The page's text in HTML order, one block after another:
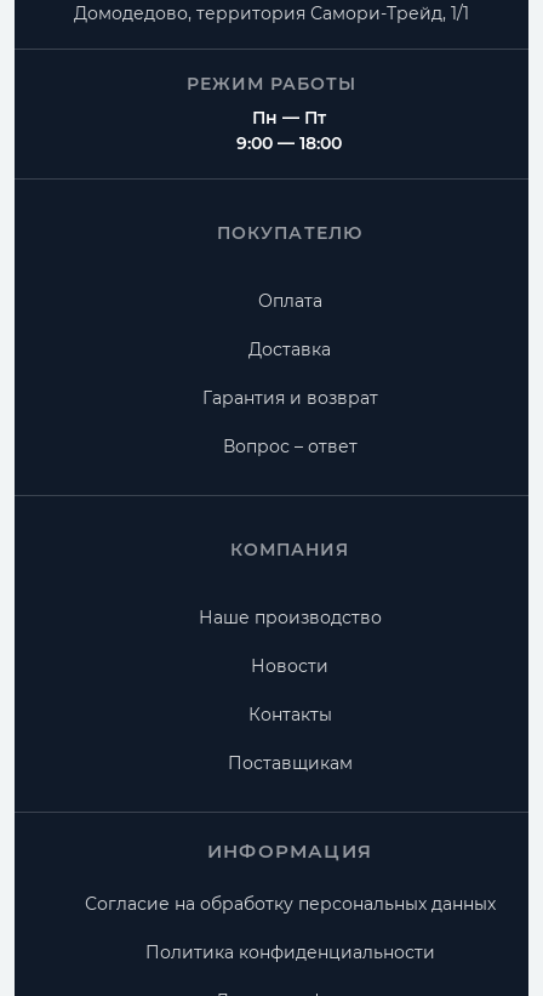
Домодедово, территория Самори-Трейд, 1/1
РЕЖИМ РАБОТЫ
Пн — Пт
9:00 — 18:00
ПОКУПАТЕЛЮ
Оплата
Доставка
Гарантия и возврат
Вопрос – ответ
КОМПАНИЯ
Наше производство
Новости
Контакты
Поставщикам
ИНФОРМАЦИЯ
Согласие на обработку персональных данных
Политика конфиденциальности